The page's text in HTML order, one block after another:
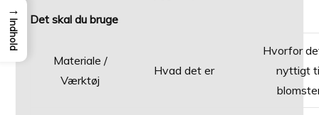
Det skal du bruge
Materiale /
Værktøj
Hvad det er
Hvorfor
nyttigt
→
Indhold